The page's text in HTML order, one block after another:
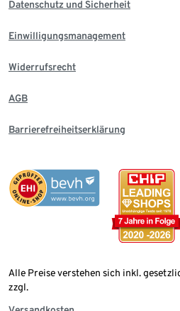
Datenschutz und Sicherheit
Einwilligungsmanagement
Widerrufsrecht
AGB
Barrierefreiheitserklärung
Alle Preise verstehen sich inkl.
zzgl.